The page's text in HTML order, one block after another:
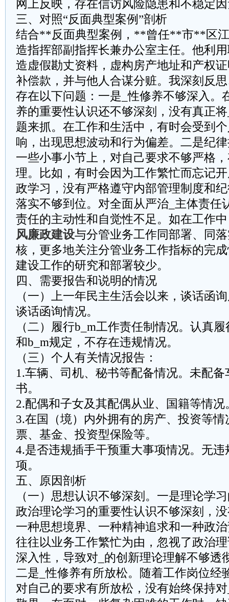
网上反映，存在信访风险隐患和不稳定
三、对照“反面典型案例”剖析
结合**反面典型案例，**曾任**市**区
造指挥部副指挥长兼办公室主任。他利
造虚假勘丈资料，虚构房产地址和产权
补偿款，并与他人合谋分赃。我深刻反
存在以下问题：一是_性修养不够深入。
养的重要性认识还不够深刻，没有真正
题来抓。在工作和生活中，有时会受到
响，出现思想波动和行为偏差。二是纪
一些小事小节上，对自己要求不够严格
理。比如，有时会因为工作繁忙而忘记
政学习，没有严格遵守内部管理制度和
落实不够到位。对全面从严治_主体责任
责任的主动性和自觉性不足。如在工作
风廉政建设与分管业务工作同部署、同
核，更多地关注分管业务工作指标的完
建设工作的研究和部署较少。
四、需要报告和说明的情况
（一）上一年民主生活会以来，谈话函
谈话函询情况。
（二）履行b_m工作责任制情况。认真
和b_m规定，不存在违规情况。
（三）个人有关情况报告：
1.车辆、司机、秘书等配备情况。未配
书。
2.配偶和子女及其配偶从业、国籍等情况
3.在国（境）内外拥有的房产、投资等
票、基金、投资型保险等。
4.是否违规插手干预重大事项情况。无
项。
五、原因剖析
（一）思想认识不够深刻。一是理论学
政治理论学习的重要性认识不够深刻，
一种思想境界、一种精神追求和一种政
往往以业务工作繁忙为由，忽视了政治
深入性，导致对_的创新理论理解不够透
二是_性修养有所放松。随着工作岗位经
对自己的要求有所放松，没有始终保持